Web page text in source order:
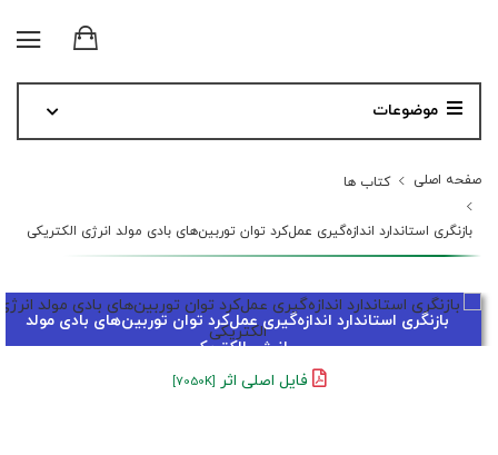
موضوعات
صفحه اصلی کتاب ها
بازنگری استاندارد اندازه‌گیری عمل‌کرد توان توربین‌های بادی مولد انرژی الکتریکی
بازنگری استاندارد اندازه‌گیری عمل‌کرد توان توربین‌های بادی مولد
انرژی الکتریکی
فایل اصلی اثر [7050K]